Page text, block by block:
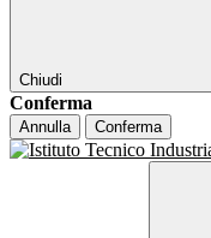
Chiudi
Conferma
Annulla Conferma